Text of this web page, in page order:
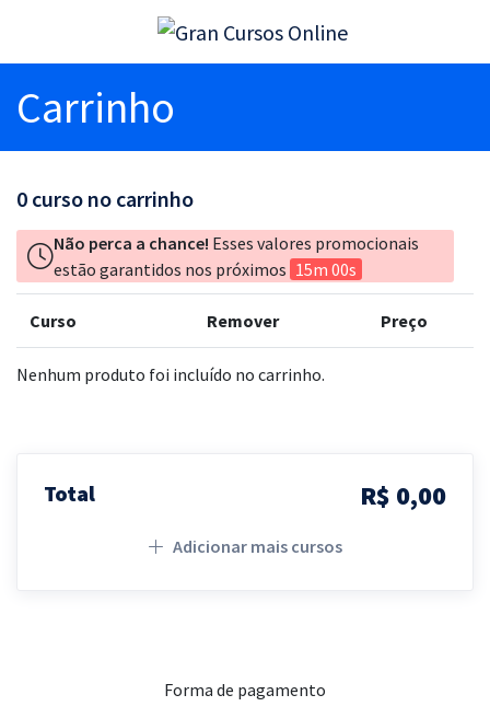
Carrinho
0 curso no carrinho
Não perca a chance! Esses valores promocionais
estão garantidos nos próximos 15m 00s
Curso Remover Preço
Nenhum produto foi incluído no carrinho.
Total R$ 0,00
Adicionar mais cursos
Forma de pagamento